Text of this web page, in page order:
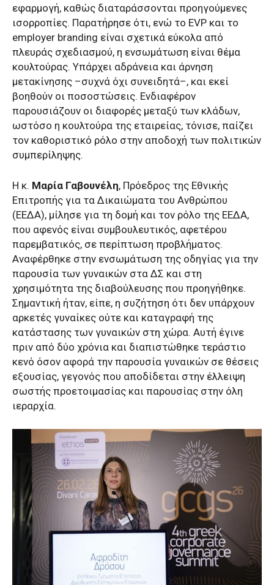
εφαρμογή, καθώς διαταράσσονται προηγούμενες
ισορροπίες. Παρατήρησε ότι, ενώ το EVP και το
employer branding είναι σχετικά εύκολα από
πλευράς σχεδιασμού, η ενσωμάτωση είναι θέμα
κουλτούρας. Υπάρχει αδράνεια και άρνηση
μετακίνησης –συχνά όχι συνειδητά–, και εκεί
βοηθούν οι ποσοστώσεις. Ενδιαφέρον
παρουσιάζουν οι διαφορές μεταξύ των κλάδων,
ωστόσο η κουλτούρα της εταιρείας, τόνισε, παίζει
τον καθοριστικό ρόλο στην αποδοχή των πολιτικών
συμπερίληψης.
Η κ. Μαρία Γαβουνέλη, Πρόεδρος της Εθνικής
Επιτροπής για τα Δικαιώματα του Ανθρώπου
(ΕΕΔΑ), μίλησε για τη δομή και τον ρόλο της ΕΕΔΑ,
που αφενός είναι συμβουλευτικός, αφετέρου
παρεμβατικός, σε περίπτωση προβλήματος.
Αναφέρθηκε στην ενσωμάτωση της οδηγίας για την
παρουσία των γυναικών στα ΔΣ και στη
χρησιμότητα της διαβούλευσης που προηγήθηκε.
Σημαντική ήταν, είπε, η συζήτηση ότι δεν υπάρχουν
αρκετές γυναίκες ούτε και καταγραφή της
κατάστασης των γυναικών στη χώρα. Αυτή έγινε
πριν από δύο χρόνια και διαπιστώθηκε τεράστιο
κενό όσον αφορά την παρουσία γυναικών σε θέσεις
εξουσίας, γεγονός που αποδίδεται στην έλλειψη
σωστής προετοιμασίας και παρουσίας στην όλη
ιεραρχία.